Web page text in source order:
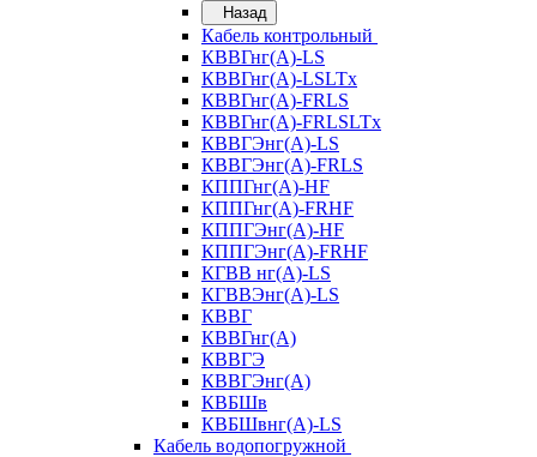
Назад
Кабель контрольный
КВВГнг(А)-LS
КВВГнг(А)-LSLTx
КВВГнг(А)-FRLS
КВВГнг(А)-FRLSLTx
КВВГЭнг(А)-LS
КВВГЭнг(А)-FRLS
КППГнг(А)-HF
КППГнг(А)-FRHF
КППГЭнг(А)-HF
КППГЭнг(А)-FRHF
КГВВ нг(А)-LS
КГВВЭнг(А)-LS
КВВГ
КВВГнг(А)
КВВГЭ
КВВГЭнг(А)
КВБШв
КВБШвнг(А)-LS
Кабель водопогружной